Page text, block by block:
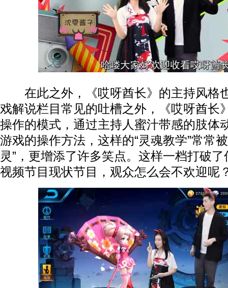
在此之外，《哎呀酋长》的主持风格
戏解说栏目常见的吐槽之外，《哎呀酋长
操作的模式，通过主持人蜜汁带感的肢体
游戏的操作方法，这样的“灵魂教学”常常
灵”，更增添了许多笑点。这样一档打破
视频节目现状节目，观众怎么会不欢迎呢